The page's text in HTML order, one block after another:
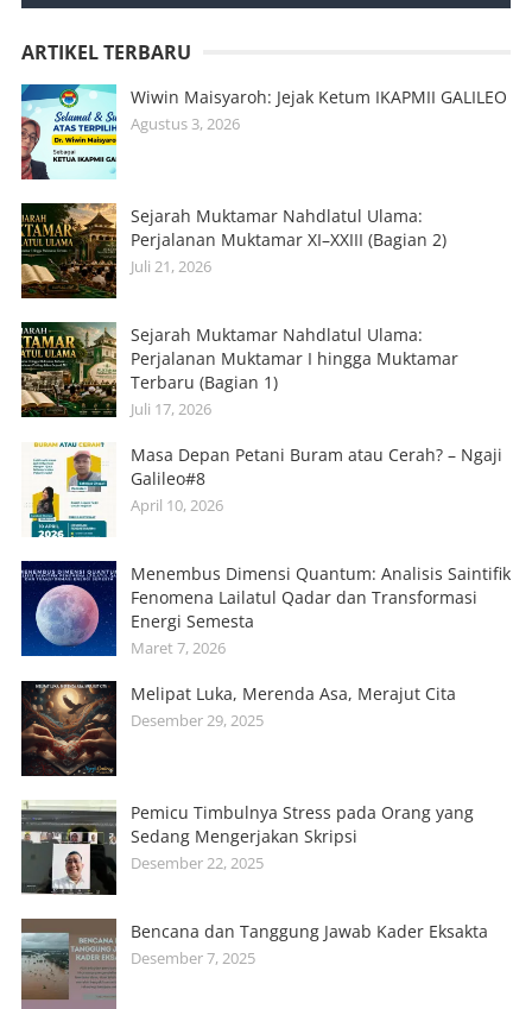
ARTIKEL TERBARU
Wiwin Maisyaroh: Jejak Ketum IKAPMII GALILEO
Agustus 3, 2026
Sejarah Muktamar Nahdlatul Ulama:
Perjalanan Muktamar XI–XXIII (Bagian 2)
Juli 21, 2026
Sejarah Muktamar Nahdlatul Ulama:
Perjalanan Muktamar I hingga Muktamar
Terbaru (Bagian 1)
Juli 17, 2026
Masa Depan Petani Buram atau Cerah? – Ngaji
Galileo#8
April 10, 2026
Menembus Dimensi Quantum: Analisis Saintifik
Fenomena Lailatul Qadar dan Transformasi
Energi Semesta
Maret 7, 2026
Melipat Luka, Merenda Asa, Merajut Cita
Desember 29, 2025
Pemicu Timbulnya Stress pada Orang yang
Sedang Mengerjakan Skripsi
Desember 22, 2025
Bencana dan Tanggung Jawab Kader Eksakta
Desember 7, 2025